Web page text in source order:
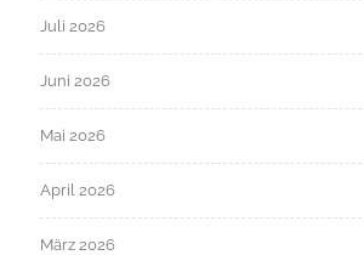
Juli 2026
Juni 2026
Mai 2026
April 2026
März 2026